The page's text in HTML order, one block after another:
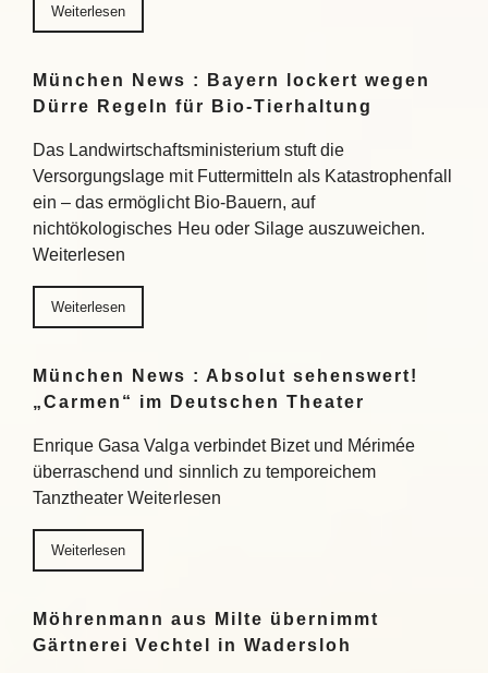
Weiterlesen
München News : Bayern lockert wegen
Dürre Regeln für Bio-Tierhaltung
Das Landwirtschaftsministerium stuft die
Versorgungslage mit Futtermitteln als Katastrophenfall
ein – das ermöglicht Bio-Bauern, auf
nichtökologisches Heu oder Silage auszuweichen.
Weiterlesen
Weiterlesen
München News : Absolut sehenswert!
„Carmen“ im Deutschen Theater
Enrique Gasa Valga verbindet Bizet und Mérimée
überraschend und sinnlich zu temporeichem
Tanztheater Weiterlesen
Weiterlesen
Möhrenmann aus Milte übernimmt
Gärtnerei Vechtel in Wadersloh